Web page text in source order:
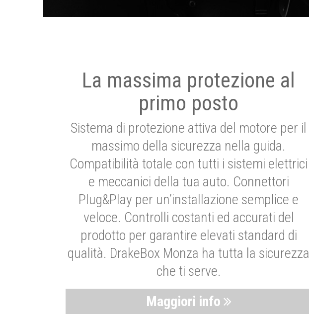
La massima protezione al
primo posto
Sistema di protezione attiva del motore per il
massimo della sicurezza nella guida.
Compatibilità totale con tutti i sistemi elettrici
e meccanici della tua auto. Connettori
Plug&Play per un’installazione semplice e
veloce. Controlli costanti ed accurati del
prodotto per garantire elevati standard di
qualità. DrakeBox Monza ha tutta la sicurezza
che ti serve.
Maggiori info